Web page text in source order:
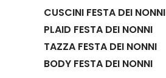
CUSCINI FESTA DEI NONNI
PLAID FESTA DEI NONNI
TAZZA FESTA DEI NONNI
BODY FESTA DEI NONNI